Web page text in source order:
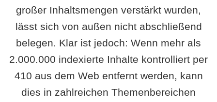
großer Inhaltsmengen verstärkt wurden,
lässt sich von außen nicht abschließend
belegen. Klar ist jedoch: Wenn mehr als
2.000.000 indexierte Inhalte kontrolliert per
410 aus dem Web entfernt werden, kann
dies in zahlreichen Themenbereichen